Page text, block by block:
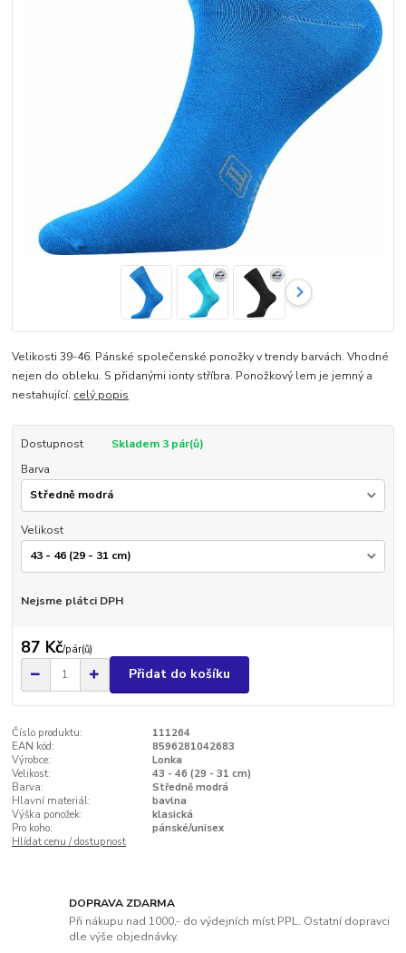
Velikosti 39-46. Pánské společenské ponožky v trendy barvách. Vhodné
nejen do obleku. S přidanými ionty stříbra. Ponožkový lem je jemný a
nestahující. celý popis
Dostupnost
Skladem 3 pár(ů)
Barva
Velikost
Nejsme plátci DPH
87 Kč/pár(ů)
Přidat do košíku
Číslo produktu:
111264
EAN kód:
8596281042683
Výrobce:
Lonka
Velikost:
43 - 46 (29 - 31 cm)
Barva:
Středně modrá
Hlavní materiál:
bavlna
Výška ponožek:
klasická
Pro koho:
pánské/unisex
Hlídat cenu / dostupnost
DOPRAVA ZDARMA
Při nákupu nad 1000,- do výdejních míst PPL. Ostatní dopravci
dle výše objednávky.